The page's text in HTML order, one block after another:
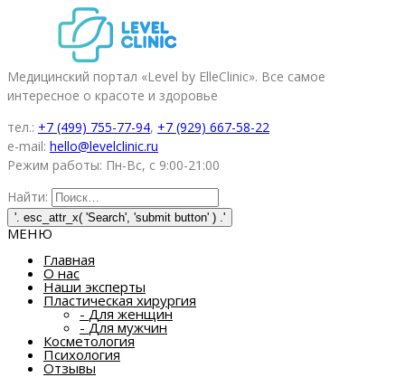
Медицинский портал «Level by ElleClinic». Все самое
интересное о красоте и здоровье
тел.: +7 (499) 755-77-94, +7 (929) 667-58-22
e-mail: hello@levelclinic.ru
Режим работы: Пн-Вс, с 9:00-21:00
Найти:
МЕНЮ
Главная
О нас
Наши эксперты
Пластическая хирургия
- Для женщин
- Для мужчин
Косметология
Психология
Отзывы